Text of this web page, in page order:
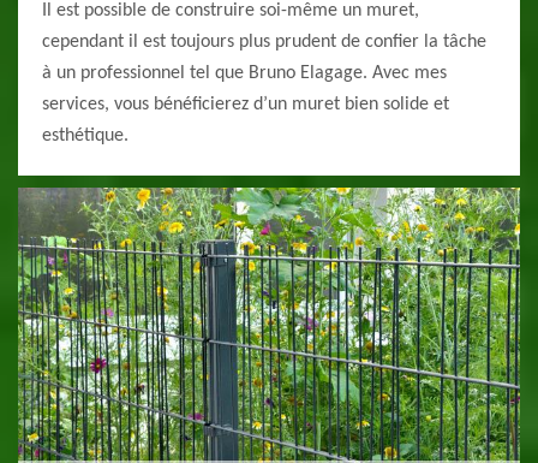
Il est possible de construire soi-même un muret,
cependant il est toujours plus prudent de confier la tâche
à un professionnel tel que Bruno Elagage. Avec mes
services, vous bénéficierez d’un muret bien solide et
esthétique.